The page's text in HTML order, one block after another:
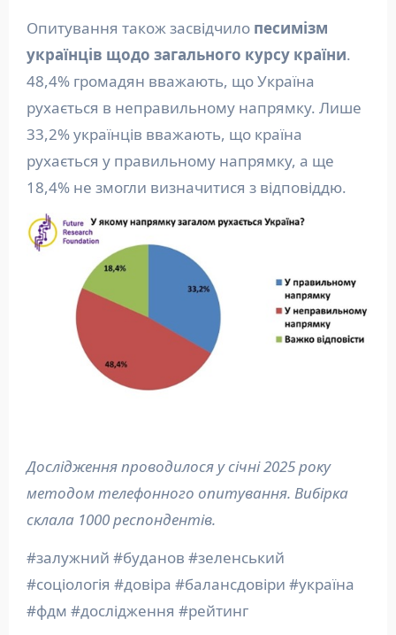
Опитування також засвідчило песимізм
українців щодо загального курсу країни.
48,4% громадян вважають, що Україна
рухається в неправильному напрямку. Лише
33,2% українців вважають, що країна
рухається у правильному напрямку, а ще
18,4% не змогли визначитися з відповіддю.
Дослідження проводилося у січні 2025 року
методом телефонного опитування. Вибірка
склала 1000 респондентів.
#залужний #буданов #зеленський
#соціологія #довіра #балансдовіри #україна
#фдм #дослідження #рейтинг